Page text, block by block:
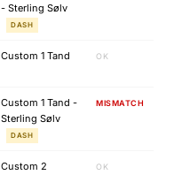
- Sterling Sølv
DASH
Custom 1 Tand OK
Custom 1 Tand -
Sterling Sølv
DASH
MISMATCH
Custom 2
OK